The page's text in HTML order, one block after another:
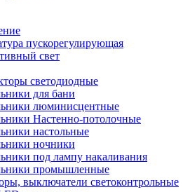
пускорегулирующая
свет
светодиодные
для бани
люминисцентные
Настенно-потолочные
настольные
ночники
под лампу накаливания
промышленные
выключатели светоконтрольные